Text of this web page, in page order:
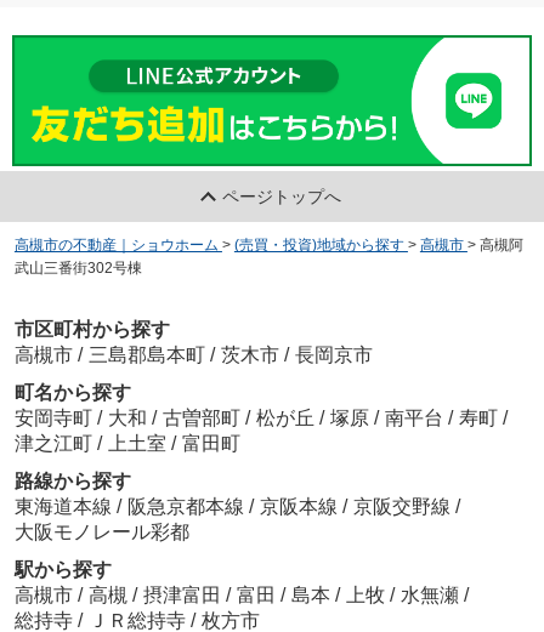
ページトップへ
高槻市の不動産｜ショウホーム > (売買・投資)地域から探す > 高槻市 > 高槻阿
武山三番街302号棟
市区町村から探す
高槻市 / 三島郡島本町 / 茨木市 / 長岡京市
町名から探す
安岡寺町 / 大和 / 古曽部町 / 松が丘 / 塚原 / 南平台 / 寿町 /
津之江町 / 上土室 / 富田町
路線から探す
東海道本線 / 阪急京都本線 / 京阪本線 / 京阪交野線 /
大阪モノレール彩都
駅から探す
高槻市 / 高槻 / 摂津富田 / 富田 / 島本 / 上牧 / 水無瀬 /
総持寺 / ＪＲ総持寺 / 枚方市